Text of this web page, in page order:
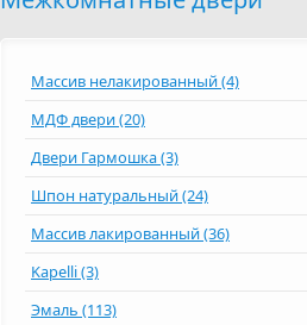
Массив нелакированный (4)
МДФ двери (20)
Двери Гармошка (3)
Шпон натуральный (24)
Массив лакированный (36)
Kapelli (3)
Эмаль (113)